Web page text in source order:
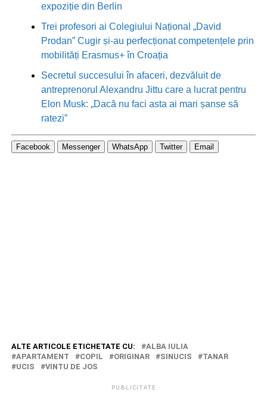
expoziție din Berlin
Trei profesori ai Colegiului Național „David
Prodan” Cugir și-au perfecționat competențele prin
mobilități Erasmus+ în Croația
Secretul succesului în afaceri, dezvăluit de
antreprenorul Alexandru Jittu care a lucrat pentru
Elon Musk: „Dacă nu faci asta ai mari șanse să
ratezi”
Facebook Messenger WhatsApp Twitter Email
ALTE ARTICOLE ETICHETATE CU:
ALBA IULIA
APARTAMENT
COPIL ORIGINAR SINUCIS
TANAR
UCIS
VINTU DE JOS
PUBLICITATE